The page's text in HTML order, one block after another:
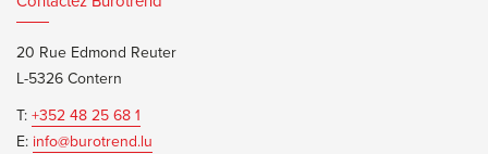
20 Rue Edmond Reuter
L-5326 Contern
T: +352 48 25 68 1
E: info@burotrend.lu